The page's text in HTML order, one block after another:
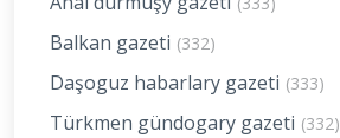
Balkan gazeti (332)
Daşoguz habarlary gazeti (333)
Türkmen gündogary gazeti (332)